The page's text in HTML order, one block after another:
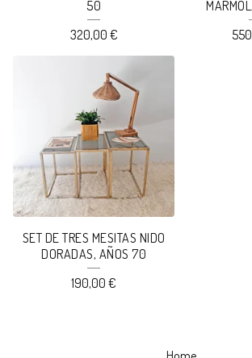
50
320,00 €
SET DE TRES MESITAS NIDO
DORADAS, AÑOS 70
190,00 €